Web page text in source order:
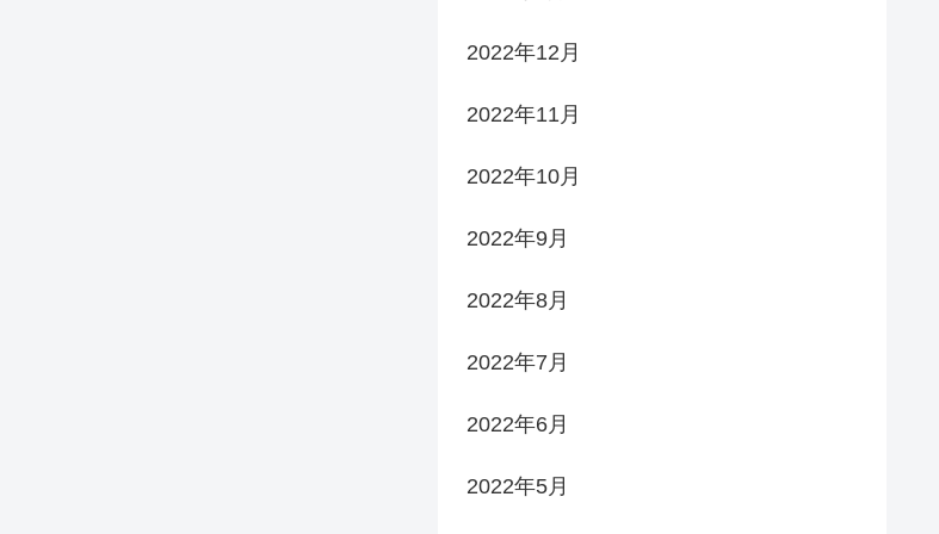
2022年12月
2022年11月
2022年10月
2022年9月
2022年8月
2022年7月
2022年6月
2022年5月